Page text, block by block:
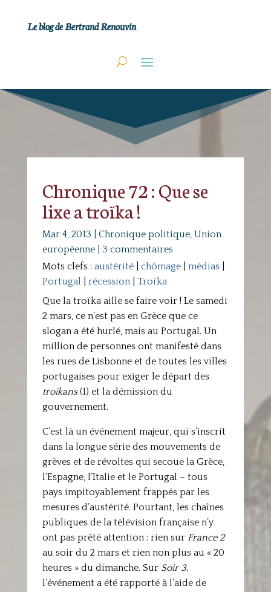
Le blog de Bertrand Renouvin
Chronique 72 : Que se
lixe a troïka !
Mar 4, 2013 Chronique politique, Union
européenne| 3 commentaires
Mots clefs : austérité| chômage| médias|
Portugal
récession| Troïka
Que la troïka aille se faire voir ! Le samedi
2 mars, ce n’est pas en Grèce que ce
slogan a été hurlé, mais au Portugal. Un
million de personnes ont manifesté dans
les rues de Lisbonne et de toutes les villes
portugaises pour exiger le départ des
troïkans(1) et la démission du
gouvernement.
C’est là un événement majeur, qui s’inscrit
dans la longue série des mouvements de
grèves et de révoltes qui secoue la Grèce,
l’Espagne, l’Italie et le Portugal – tous
pays impitoyablement frappés par les
mesures d’austérité. Pourtant, les chaînes
publiques de la télévision française n’y
ont pas prêté attention : rien sur France 2
au soir du 2 mars et rien non plus au « 20
heures » du dimanche. Sur Soir 3,
l’événement a été rapporté à l’aide de